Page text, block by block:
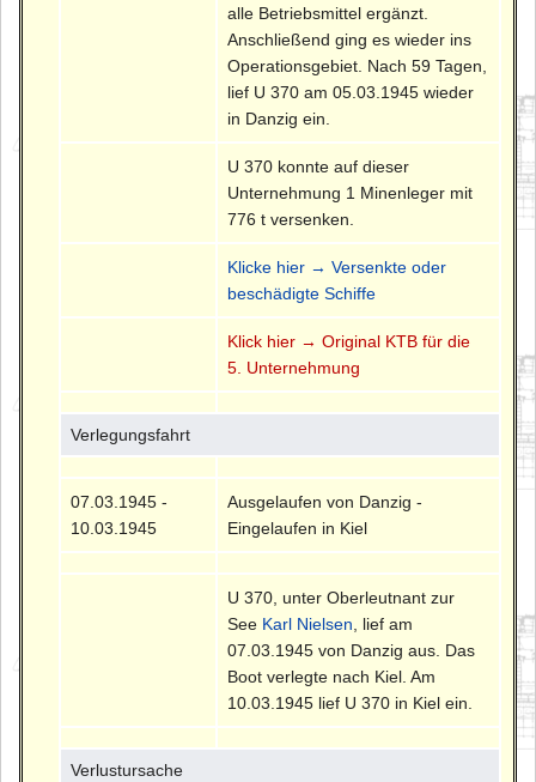
alle Betriebsmittel ergänzt.
Anschließend ging es wieder ins
Operationsgebiet. Nach 59 Tagen,
lief U 370 am 05.03.1945 wieder
in Danzig ein.
U 370 konnte auf dieser
Unternehmung 1 Minenleger mit
776 t versenken.
Klicke hier → Versenkte oder
beschädigte Schiffe
Klick hier → Original KTB für die
5. Unternehmung
Verlegungsfahrt
07.03.1945 -
10.03.1945
Ausgelaufen von Danzig -
Eingelaufen in Kiel
U 370, unter Oberleutnant zur
See Karl Nielsen , lief am
07.03.1945 von Danzig aus. Das
Boot verlegte nach Kiel. Am
10.03.1945 lief U 370 in Kiel ein.
Verlustursache